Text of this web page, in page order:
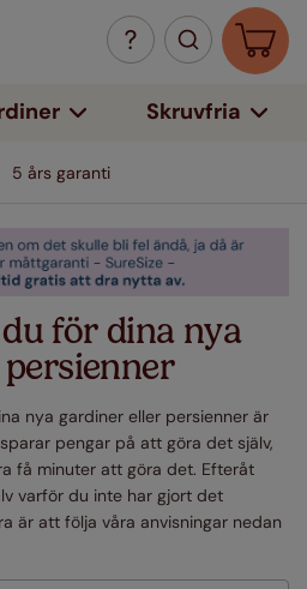
Skruvfria
5 års garanti
för dina nya
nya gardiner eller persienner är
pengar på att göra det själv,
få minuter att göra det. Efteråt
varför du inte har gjort det
är att följa våra anvisningar nedan